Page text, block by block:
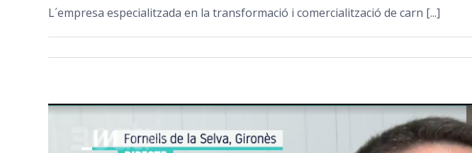
L´empresa especialitzada en la transformació i comercialització de carn [...]